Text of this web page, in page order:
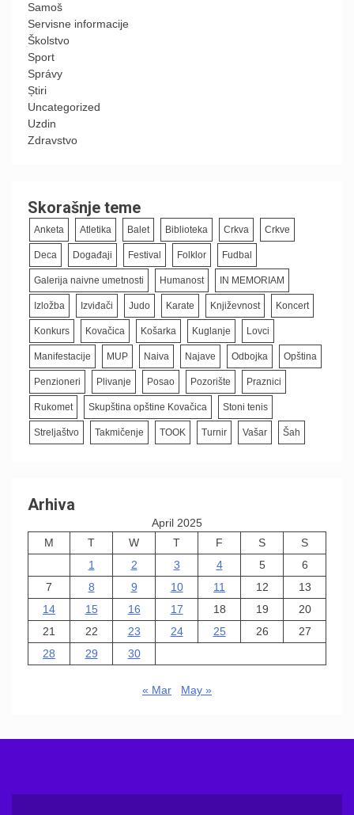
Samoš
Servisne informacije
Školstvo
Sport
Správy
Știri
Uncategorized
Uzdin
Zdravstvo
Skorašnje teme
Anketa Atletika Balet Biblioteka Crkva Crkve
Deca Događaji Festival Folklor Fudbal
Galerija naivne umetnosti Humanost IN MEMORIAM
Izložba Izviđači Judo Karate Književnost Koncert
Konkurs Kovačica Košarka Kuglanje Lovci
Manifestacije MUP Naiva Najave Odbojka Opština
Penzioneri Plivanje Posao Pozorište Praznici
Rukomet Skupština opštine Kovačica Stoni tenis
Streljaštvo Takmičenje TOOK Turnir Vašar Šah
Arhiva
April 2025
M
T W T F S
S
1
2 3 4 5
6
7
8 9 10 11 12
13
14
15 16 17 18 19
20
21
22 23 24 25 26
27
28
29 30
« Mar May »